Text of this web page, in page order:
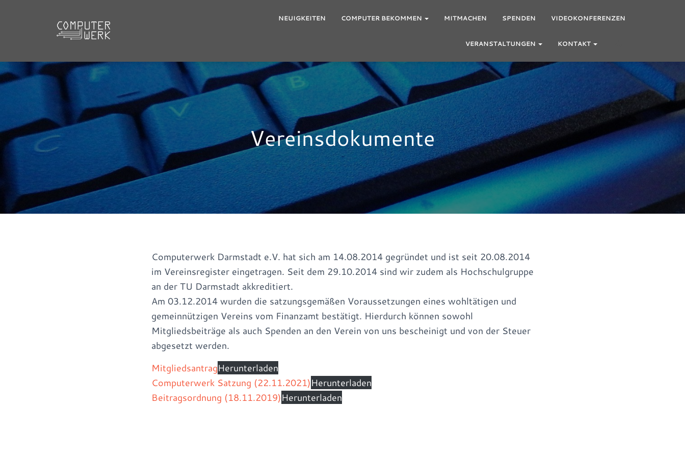
NEUIGKEITEN COMPUTER BEKOMMEN MITMACHEN SPENDEN VIDEOKONFERENZEN
VERANSTALTUNGEN KONTAKT
Vereinsdokumente
Computerwerk Darmstadt e.V. hat sich am 14.08.2014 gegründet und ist seit 20.08.2014
im Vereinsregister eingetragen. Seit dem 29.10.2014 sind wir zudem als Hochschulgruppe
an der TU Darmstadt akkreditiert.
Am 03.12.2014 wurden die satzungsgemäßen Voraussetzungen eines wohltätigen und
gemeinnützigen Vereins vom Finanzamt bestätigt. Hierdurch können sowohl
Mitgliedsbeiträge als auch Spenden an den Verein von uns bescheinigt und von der Steuer
abgesetzt werden.
MitgliedsantragHerunterladen
Computerwerk Satzung (22.11.2021)Herunterladen
Beitragsordnung (18.11.2019)Herunterladen